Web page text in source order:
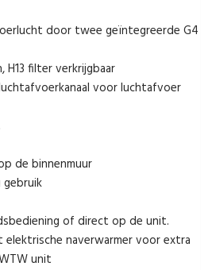
door twee geïntegreerde G4
H13 filter verkrijgbaar
voor luchtafvoer
de binnenmuur
of direct op de unit.
naverwarmer voor extra
unit